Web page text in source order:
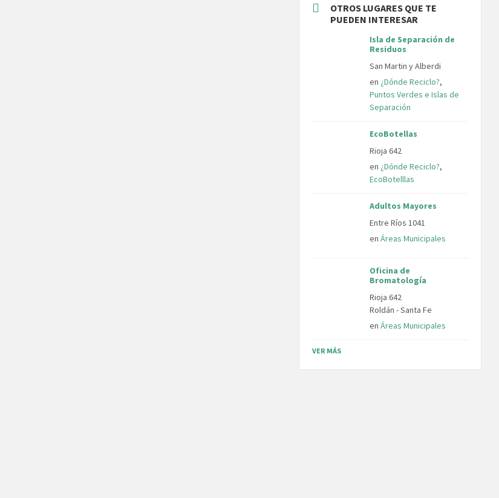
OTROS LUGARES QUE TE
PUEDEN INTERESAR
Isla de Separación de
Residuos
San Martin y Alberdi
en ¿Dónde Reciclo?,
Puntos Verdes e Islas de
Separación
EcoBotellas
Rioja 642
en ¿Dónde Reciclo?,
EcoBotelllas
Adultos Mayores
Entre Ríos 1041
enÁreas Municipales
Oficina de
Bromatología
Rioja 642
Roldán - Santa Fe
enÁreas Municipales
VER MÁS